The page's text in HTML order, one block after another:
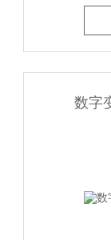
数字